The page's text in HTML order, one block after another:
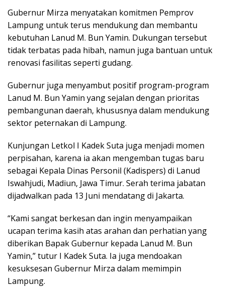
Gubernur Mirza menyatakan komitmen Pemprov
Lampung untuk terus mendukung dan membantu
kebutuhan Lanud M. Bun Yamin. Dukungan tersebut
tidak terbatas pada hibah, namun juga bantuan untuk
renovasi fasilitas seperti gudang.
Gubernur juga menyambut positif program-program
Lanud M. Bun Yamin yang sejalan dengan prioritas
pembangunan daerah, khususnya dalam mendukung
sektor peternakan di Lampung.
Kunjungan Letkol I Kadek Suta juga menjadi momen
perpisahan, karena ia akan mengemban tugas baru
sebagai Kepala Dinas Personil (Kadispers) di Lanud
Iswahjudi, Madiun, Jawa Timur. Serah terima jabatan
dijadwalkan pada 13 Juni mendatang di Jakarta.
“Kami sangat berkesan dan ingin menyampaikan
ucapan terima kasih atas arahan dan perhatian yang
diberikan Bapak Gubernur kepada Lanud M. Bun
Yamin,” tutur I Kadek Suta. Ia juga mendoakan
kesuksesan Gubernur Mirza dalam memimpin
Lampung.